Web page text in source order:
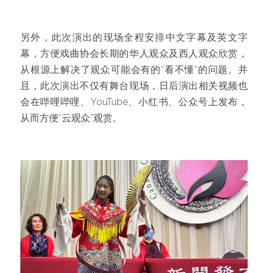
另外，此次演出的现场全程安排中文字幕及英文字
幕，方便戏曲协会长期的华人观众及西人观众欣赏，
从根源上解决了观众可能会有的“看不懂”的问题。并
且，此次演出不仅有舞台现场，日后演出相关视频也
会在哔哩哔哩、YouTube、小红书、公众号上发布，
从而方便“云观众”观赏。